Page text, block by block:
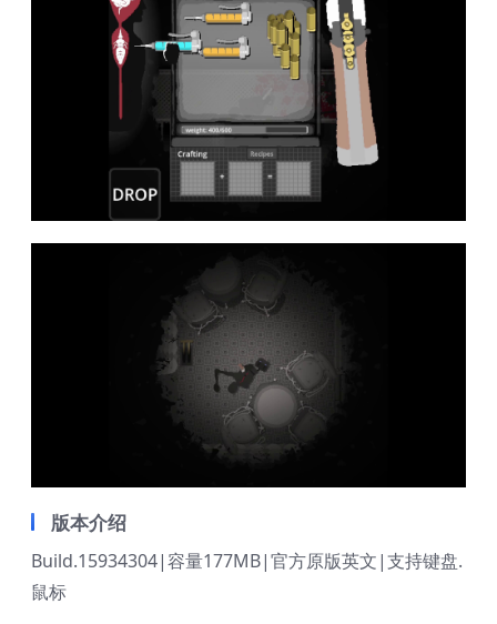
版本介绍
Build.15934304|容量177MB|官方原版英文|支持键盘.
鼠标